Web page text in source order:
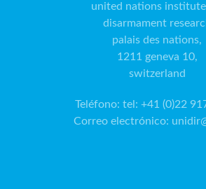
united nations
disarmament
palais des nations,
1211 geneva 10,
switzerland
Teléfono: tel: +41 (0)22
Correo electrónico: